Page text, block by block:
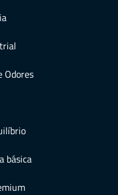
Odores
básica